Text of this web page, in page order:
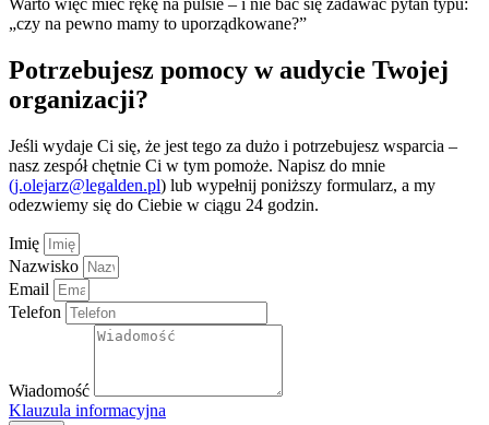
Warto więc mieć rękę na pulsie – i nie bać się zadawać pytań typu:
„czy na pewno mamy to uporządkowane?”
Potrzebujesz pomocy w audycie Twojej
organizacji?
Jeśli wydaje Ci się, że jest tego za dużo i potrzebujesz wsparcia –
nasz zespół chętnie Ci w tym pomoże. Napisz do mnie
(j.olejarz@legalden.pl) lub wypełnij poniższy formularz, a my
odezwiemy się do Ciebie w ciągu 24 godzin.
Imię
Nazwisko
Email
Telefon
Wiadomość
Klauzula informacyjna